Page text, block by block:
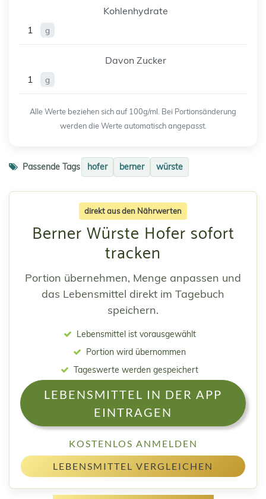
Kohlenhydrate
1
g
Davon Zucker
1
g
Alle Werte beziehen sich auf 100g/ml. Bei Portionsänderung
werden die Werte automatisch angepasst.
Passende Tags hofer berner würste
direkt aus den Nährwerten
Berner Würste Hofer sofort
tracken
Portion übernehmen, Menge anpassen und
das Lebensmittel direkt im Tagebuch
speichern.
Lebensmittel ist vorausgewählt
Portion wird übernommen
Tageswerte werden gespeichert
LEBENSMITTEL IN DER APP
EINTRAGEN
KOSTENLOS ANMELDEN
LEBENSMITTEL VERGLEICHEN